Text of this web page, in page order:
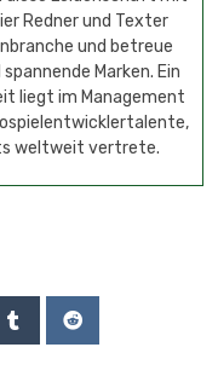
Redner und Texter
und betreue
Marken. Ein
liegt im Management
weltweit vertrete.